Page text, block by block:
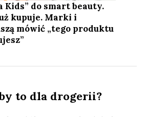
Kids” do smart beauty.
kupuje. Marki i
mówić „tego produktu
to dla drogerii?